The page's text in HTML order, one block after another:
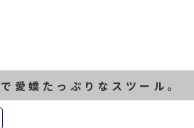
愛嬌たっぷりなスツール。